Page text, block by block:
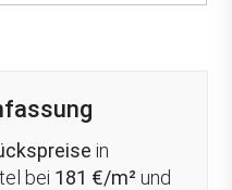
in
bei 181 €/m² und